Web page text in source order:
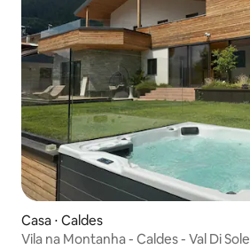
Casa ⋅ Caldes
Vila na Montanha - Caldes - Val Di Sole